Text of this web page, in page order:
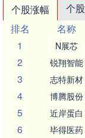
个股涨幅 个
排名
名称
1
N展芯
2 锐翔智能
3 志特新材
4 博腾股份
5 近岸蛋白
6 毕得医药